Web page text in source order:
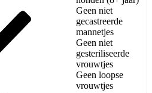
Geen niet
gecastreerde
mannetjes
Geen niet
gesteriliseerde
vrouwtjes
Geen loopse
vrouwtjes